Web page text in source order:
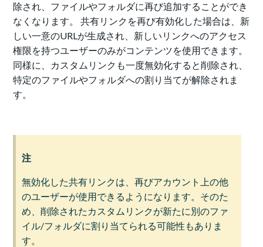
除され、ファイルやフォルダに再び追加することができ
なくなります。 共有リンクを再び有効化した場合は、新
しい一意のURLが生成され、新しいリンクへのアクセス
権限を持つユーザーのみがコンテンツを使用できます。
同様に、カスタムリンクも一度無効化すると削除され、
特定のファイルやフォルダへの割り当てが解除されま
す。
注
無効化した共有リンクは、再びアカウント上の他
のユーザーが使用できるようになります。そのた
め、削除されたカスタムリンクが新たに別のファ
イル/フォルダに割り当てられる可能性もありま
す。